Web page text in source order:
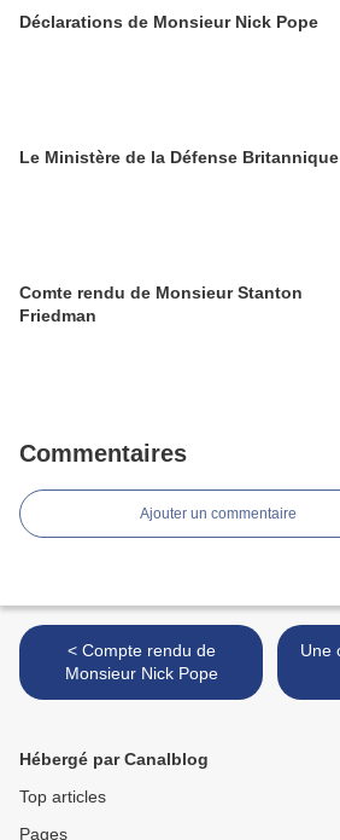
Déclarations de Monsieur Nick Pope
Le Ministère de la Défense Britannique
Comte rendu de Monsieur Stanton
Friedman
Commentaires
Ajouter un commentaire
< Compte rendu de
Monsieur Nick Pope
Hébergé par Canalblog
Top articles
Pages